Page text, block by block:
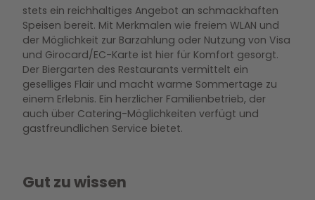
stets ein reichhaltiges Angebot an schmackhaften
Speisen bereit. Mit Merkmalen wie freiem WLAN und
der Möglichkeit zur Barzahlung oder Nutzung von Visa
und Girocard/EC-Karte ist hier für Komfort gesorgt.
Der Biergarten des Restaurants vermittelt ein
geselliges Flair und macht warme Sommertage zu
einem Erlebnis. Ein herzlicher Familienbetrieb, der
auch über Catering-Möglichkeiten verfügt und
gastfreundlichen Service bietet.
Gut zu wissen